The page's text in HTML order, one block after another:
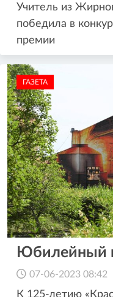
Учитель из
победила в
премии
ГАЗЕТА
Юбилейный
07-06-2023 08:42
К 125-летию